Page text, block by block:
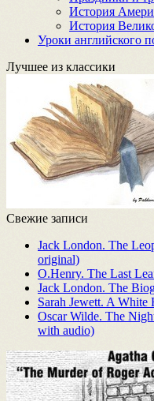
История
История
Уроки английского
Лучшее из классики
Свежие записи
Jack London. The
original)
O.Henry. The Last
Jack London. The
Sarah Jewett. A
Oscar Wilde. The
with audio)